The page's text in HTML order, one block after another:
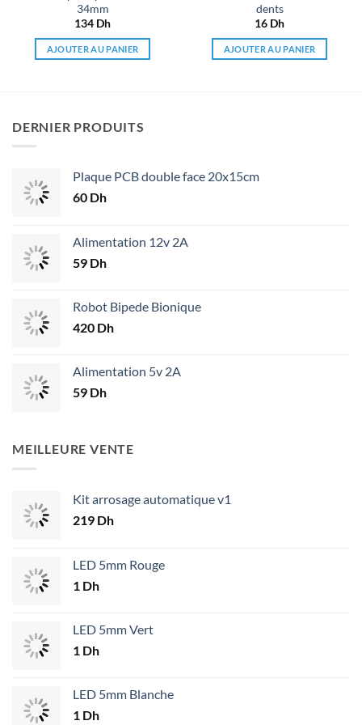
34mm
134 Dh
AJOUTER AU PANIER
dents
16 Dh
AJOUTER AU PANIER
DERNIER PRODUITS
Plaque PCB double face 20x15cm
60 Dh
Alimentation 12v 2A
59 Dh
Robot Bipede Bionique
420 Dh
Alimentation 5v 2A
59 Dh
MEILLEURE VENTE
Kit arrosage automatique v1
219 Dh
LED 5mm Rouge
1 Dh
LED 5mm Vert
1 Dh
LED 5mm Blanche
1 Dh